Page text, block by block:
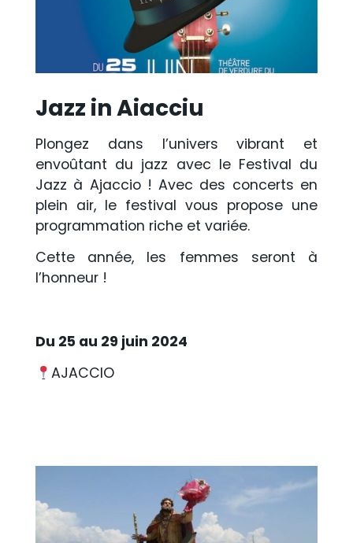
Jazz in Aiacciu
Plongez dans l’univers vibrant et
envoûtant du jazz avec le Festival du
Jazz à Ajaccio ! Avec des concerts en
plein air, le festival vous propose une
programmation riche et variée.
Cette année, les femmes seront à
l’honneur !
Du 25 au 29 juin 2024
AJACCIO